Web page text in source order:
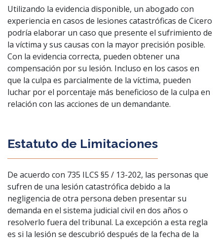
Utilizando la evidencia disponible, un abogado con
experiencia en casos de lesiones catastróficas de Cicero
podría elaborar un caso que presente el sufrimiento de
la víctima y sus causas con la mayor precisión posible.
Con la evidencia correcta, pueden obtener una
compensación por su lesión. Incluso en los casos en
que la culpa es parcialmente de la víctima, pueden
luchar por el porcentaje más beneficioso de la culpa en
relación con las acciones de un demandante.
Estatuto de Limitaciones
De acuerdo con 735 ILCS §5 / 13-202, las personas que
sufren de una lesión catastrófica debido a la
negligencia de otra persona deben presentar su
demanda en el sistema judicial civil en dos años o
resolverlo fuera del tribunal. La excepción a esta regla
es si la lesión se descubrió después de la fecha de la